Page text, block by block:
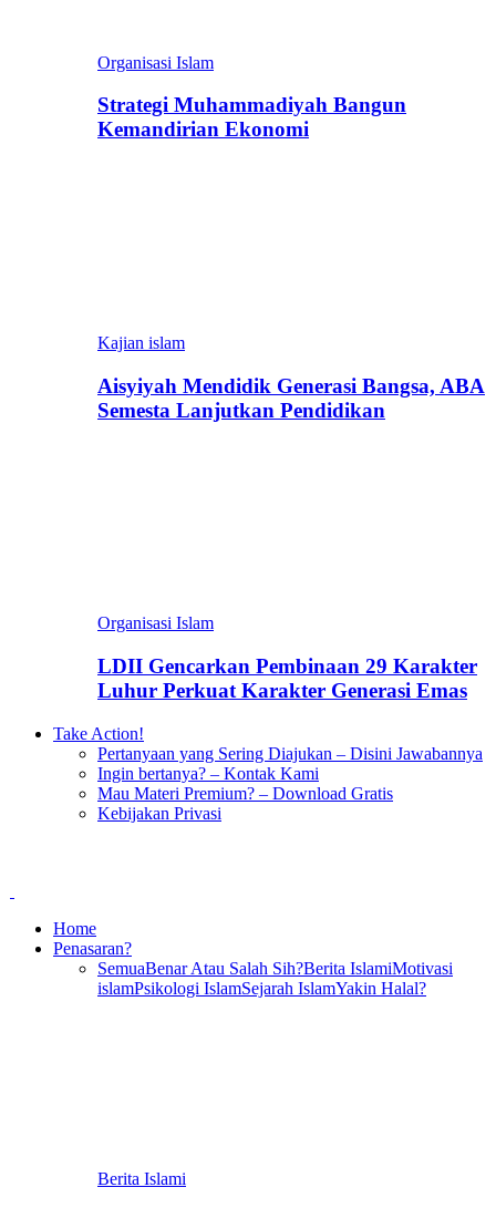
Organisasi Islam
Strategi Muhammadiyah Bangun
Kemandirian Ekonomi
Kajian islam
Aisyiyah Mendidik Generasi Bangsa, ABA
Semesta Lanjutkan Pendidikan
Organisasi Islam
LDII Gencarkan Pembinaan 29 Karakter
Luhur Perkuat Karakter Generasi Emas
Take Action!
Pertanyaan yang Sering Diajukan – Disini Jawabannya
Ingin bertanya? – Kontak Kami
Mau Materi Premium? – Download Gratis
Kebijakan Privasi
Home
Penasaran?
SemuaBenar Atau Salah Sih?Berita IslamiMotivasi
islamPsikologi IslamSejarah IslamYakin Halal?
Berita Islami